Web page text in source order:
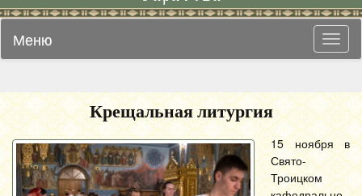
Меню
Крещальная литургия
15 ноября в
Свято-
Троицком